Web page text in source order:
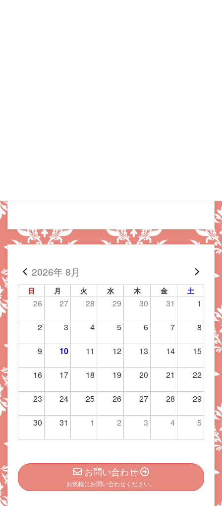
2026年 8月
日 月 火 水 木 金 土
26 27 28 29 30 31 1
2 3 4 5 6 7 8
9 10 11 12 13 14 15
16 17 18 19 20 21 22
23 24 25 26 27 28 29
30 31 1 2 3 4 5
お問い合わせ
お気軽にお問い合わせください。